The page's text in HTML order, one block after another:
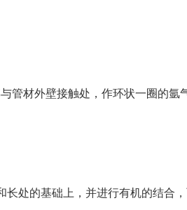
管材外壁接触处，作环状一圈的
处的基础上，并进行有机的结合